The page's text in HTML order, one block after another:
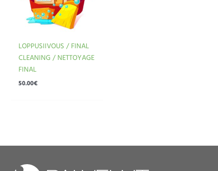
LOPPUSIIVOUS / FINAL
CLEANING / NETTOYAGE
FINAL
50.00€